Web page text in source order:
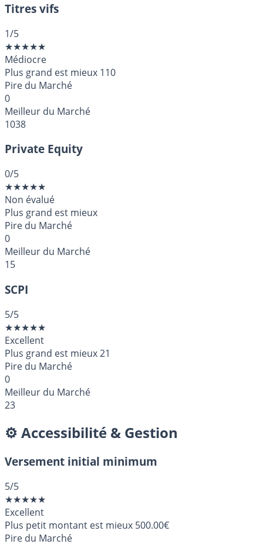
Titres vifs
1/5
★★★★★
Médiocre
Plus grand est mieux 110
Pire du Marché
0
Meilleur du Marché
1038
Private Equity
0/5
★★★★★
Non évalué
Plus grand est mieux
Pire du Marché
0
Meilleur du Marché
15
SCPI
5/5
★★★★★
Excellent
Plus grand est mieux21
Pire du Marché
0
Meilleur du Marché
23
⚙️ Accessibilité & Gestion
Versement initial minimum
5/5
★★★★★
Excellent
Plus petit montant est mieux 500.00€
Pire du Marché